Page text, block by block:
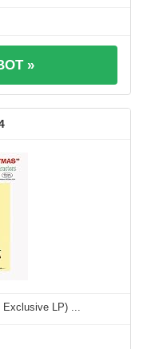
»
Exclusive LP) ...